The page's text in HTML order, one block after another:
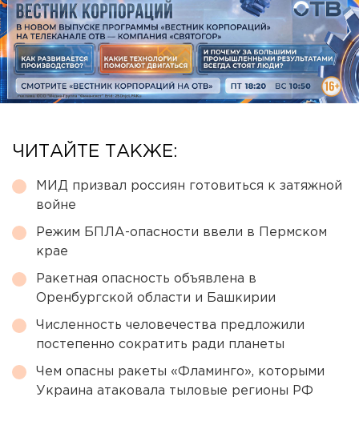
ЧИТАЙТЕ ТАКЖЕ:
МИД призвал россиян готовиться к затяжной
войне
Режим БПЛА-опасности ввели в Пермском
крае
Ракетная опасность объявлена в
Оренбургской области и Башкирии
Численность человечества предложили
постепенно сократить ради планеты
Чем опасны ракеты «Фламинго», которыми
Украина атаковала тыловые регионы РФ